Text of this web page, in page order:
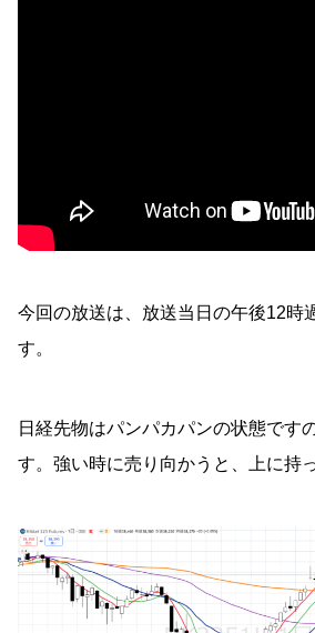
今回の放送は、放送当日の午後12時
す。
日経先物はパンパカパンの状態です
す。強い時に売り向かうと、上に持